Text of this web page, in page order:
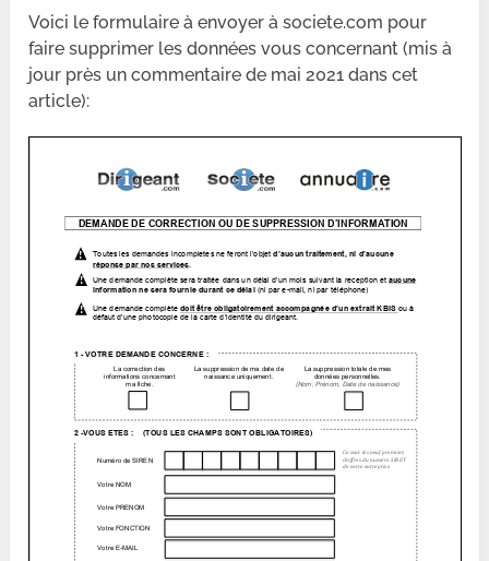
Voici le formulaire à envoyer à societe.com pour
faire supprimer les données vous concernant (mis à
jour près un commentaire de mai 2021 dans cet
article):